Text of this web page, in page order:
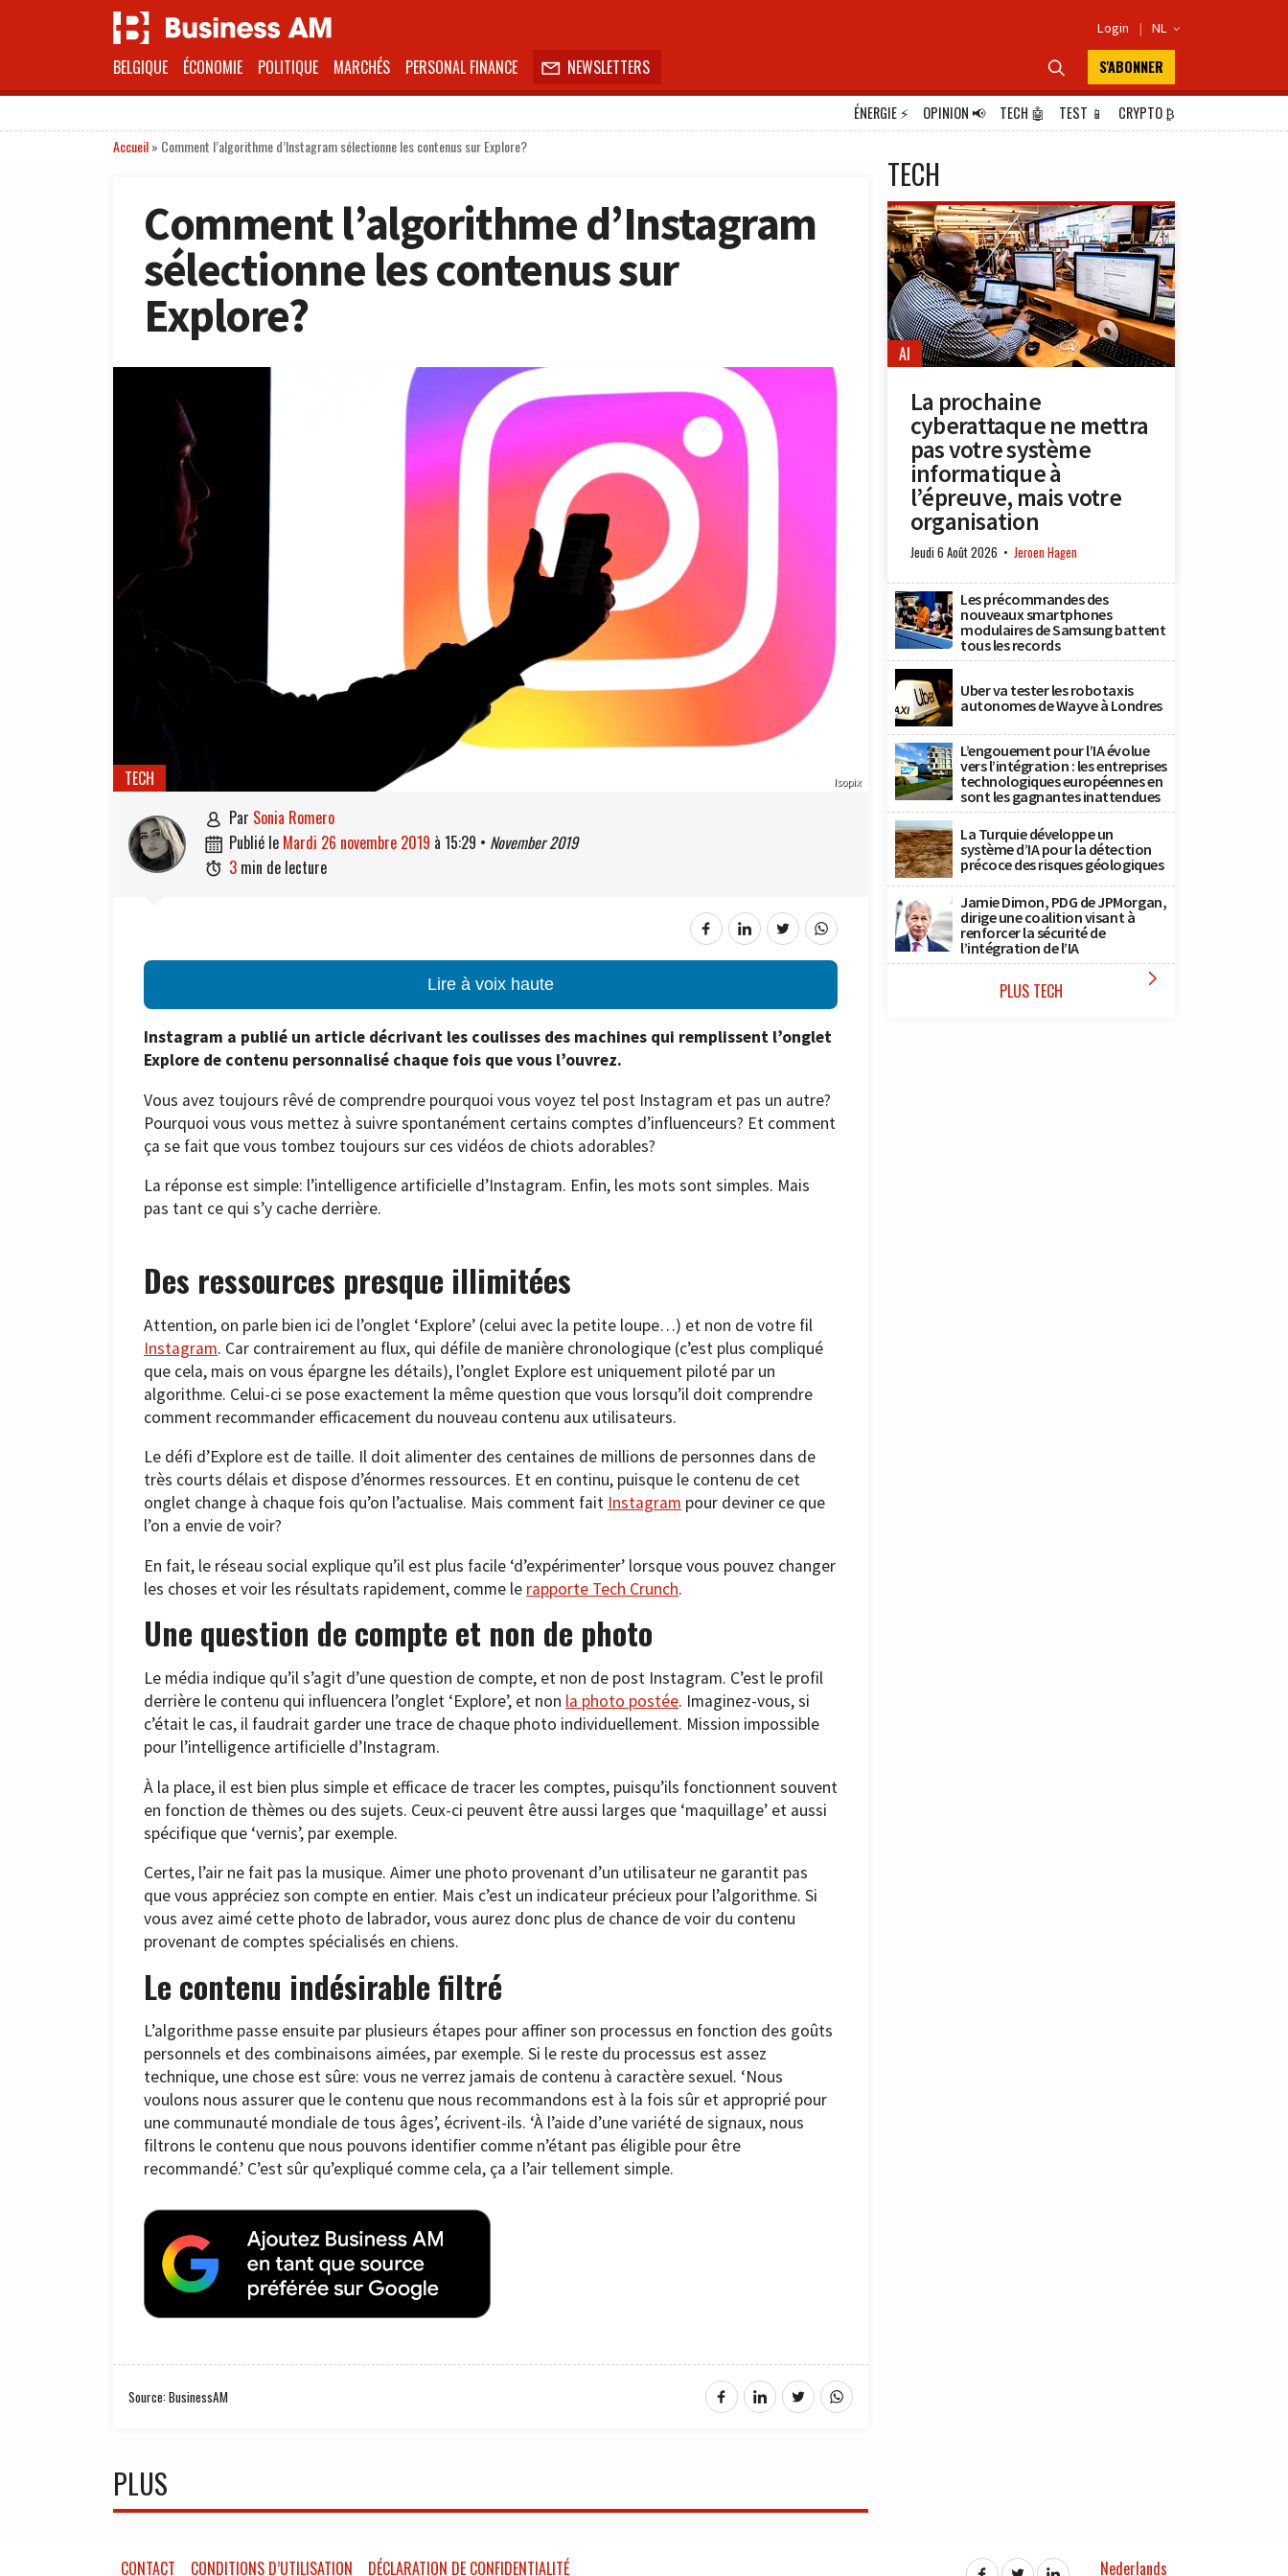
Login | NL 
BELGIQUE ÉCONOMIE POLITIQUE MARCHÉS PERSONAL FINANCE  NEWSLETTERS  S'ABONNER
ÉNERGIE⚡ OPINION📢 TECH 🤖 TEST 📱 CRYPTO₿
Accueil» Comment l’algorithme d’Instagram sélectionne les contenus sur Explore?
Comment l’algorithme d’Instagram
sélectionne les contenus sur
Explore?
Isopix
TECH
 par Sonia Romero
 publié le mardi 26 novembre 2019 à 15:29 • November 2019
 3 min de lecture
Lire à voix haute
Instagram a publié un article décrivant les coulisses des machines qui remplissent l’onglet
Explore de contenu personnalisé chaque fois que vous l’ouvrez.
Vous avez toujours rêvé de comprendre pourquoi vous voyez tel post Instagram et pas un autre?
Pourquoi vous vous mettez à suivre spontanément certains comptes d’influenceurs? Et comment
ça se fait que vous tombez toujours sur ces vidéos de chiots adorables?
La réponse est simple: l’intelligence artificielle d’Instagram. Enfin, les mots sont simples. Mais
pas tant ce qui s’y cache derrière.
Des ressources presque illimitées
Attention, on parle bien ici de l’onglet ‘Explore’ (celui avec la petite loupe…) et non de votre fil
Instagram. Car contrairement au flux, qui défile de manière chronologique (c’est plus compliqué
que cela, mais on vous épargne les détails), l’onglet Explore est uniquement piloté par un
algorithme. Celui-ci se pose exactement la même question que vous lorsqu’il doit comprendre
comment recommander efficacement du nouveau contenu aux utilisateurs.
Le défi d’Explore est de taille. Il doit alimenter des centaines de millions de personnes dans de
très courts délais et dispose d’énormes ressources. Et en continu, puisque le contenu de cet
onglet change à chaque fois qu’on l’actualise. Mais comment fait Instagram pour deviner ce que
l’on a envie de voir?
En fait, le réseau social explique qu’il est plus facile ‘d’expérimenter’ lorsque vous pouvez changer
les choses et voir les résultats rapidement, comme le rapporte Tech Crunch.
Une question de compte et non de photo
Le média indique qu’il s’agit d’une question de compte, et non de post Instagram. C’est le profil
derrière le contenu qui influencera l’onglet ‘Explore’, et non la photo postée. Imaginez-vous, si
c’était le cas, il faudrait garder une trace de chaque photo individuellement. Mission impossible
pour l’intelligence artificielle d’Instagram.
À la place, il est bien plus simple et efficace de tracer les comptes, puisqu’ils fonctionnent souvent
en fonction de thèmes ou des sujets. Ceux-ci peuvent être aussi larges que ‘maquillage’ et aussi
spécifique que ‘vernis’, par exemple.
Certes, l’air ne fait pas la musique. Aimer une photo provenant d’un utilisateur ne garantit pas
que vous appréciez son compte en entier. Mais c’est un indicateur précieux pour l’algorithme. Si
vous avez aimé cette photo de labrador, vous aurez donc plus de chance de voir du contenu
provenant de comptes spécialisés en chiens.
Le contenu indésirable filtré
L’algorithme passe ensuite par plusieurs étapes pour affiner son processus en fonction des goûts
personnels et des combinaisons aimées, par exemple. Si le reste du processus est assez
technique, une chose est sûre: vous ne verrez jamais de contenu à caractère sexuel. ‘Nous
voulons nous assurer que le contenu que nous recommandons est à la fois sûr et approprié pour
une communauté mondiale de tous âges’, écrivent-ils. ‘À l’aide d’une variété de signaux, nous
filtrons le contenu que nous pouvons identifier comme n’étant pas éligible pour être
recommandé.’ C’est sûr qu’expliqué comme cela, ça a l’air tellement simple.
Source: BusinessAM
PLUS
TECH
AI
La prochaine
cyberattaque ne mettra
pas votre système
informatique à
l’épreuve, mais votre
organisation
Jeudi 6 Août 2026 Jeroen Hagen
Les précommandes des
nouveaux smartphones
modulaires de Samsung battent
tous les records
Uber va tester les robotaxis
autonomes de Wayve à Londres
L’engouement pour l’IA évolue
vers l’intégration : les entreprises
technologiques européennes en
sont les gagnantes inattendues
La Turquie développe un
système d’IA pour la détection
précoce des risques géologiques
Jamie Dimon, PDG de JPMorgan,
dirige une coalition visant à
renforcer la sécurité de
l’intégration de l’IA
PLUS TECH 
CONTACT CONDITIONS D’UTILISATION DÉCLARATION DE CONFIDENTIALITÉ Nederlands